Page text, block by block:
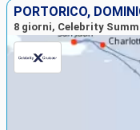
Mesi di partenza
Porti
8 giorni, Celebrity